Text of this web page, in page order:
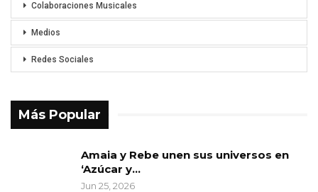
Colaboraciones Musicales
Medios
Redes Sociales
Más Popular
Amaia y Rebe unen sus universos en
‘Azúcar y…
Jun 25, 2026